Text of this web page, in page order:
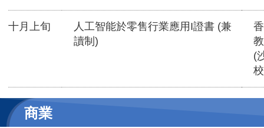
十月上旬
人工智能於零售行業應用I證書 (兼
讀制)
(
商業